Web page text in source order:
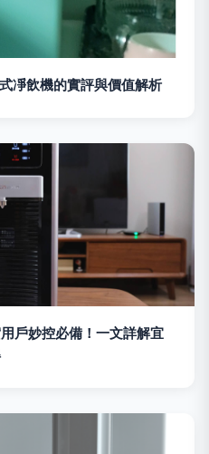
凈飲機的實評與價值解析
戶妙控必備！一文詳解宜